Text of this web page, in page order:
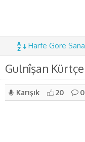
Harfe Göre
Gulnîşan
Karışık 20 0